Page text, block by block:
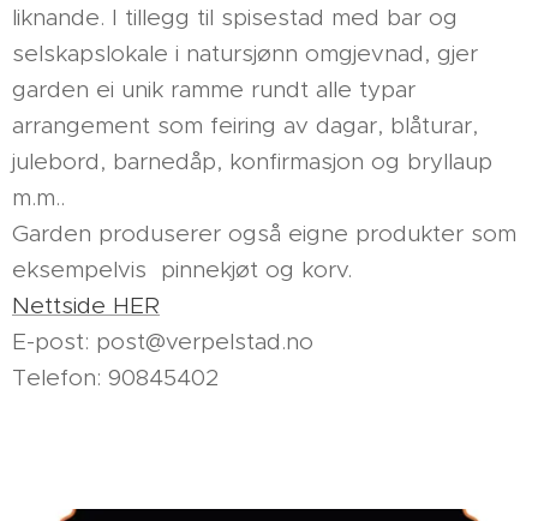
liknande. I tillegg til spisestad med bar og
selskapslokale i natursjønn omgjevnad, gjer
garden ei unik ramme rundt alle typar
arrangement som feiring av dagar, blåturar,
julebord, barnedåp, konfirmasjon og bryllaup
m.m..
Garden produserer også eigne produkter som
eksempelvis pinnekjøt og korv.
Nettside HER
E-post: post@verpelstad.no
Telefon: 90845402